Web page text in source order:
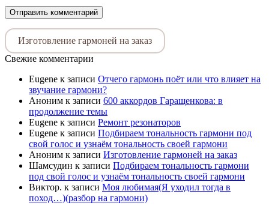
Изготовление гармоней на заказ
Свежие комментарии
Eugene к записи Отчего гармонь поёт или что влияет на
звучание гармони?
Аноним к записи 600 аккордов Гаращенкова: в
продолжение темы
Eugene к записи Ремонт резонаторов
Eugene к записи Подбираем тональность гармони под
свой голос и узнаём тональность своей гармони
Аноним к записи Изготовление гармоней на заказ
Шамсудин к записи Подбираем тональность гармони
под свой голос и узнаём тональность своей гармони
Виктор. к записи Моя любимая(Я уходил тогда в
поход…)(разбор на гармони)